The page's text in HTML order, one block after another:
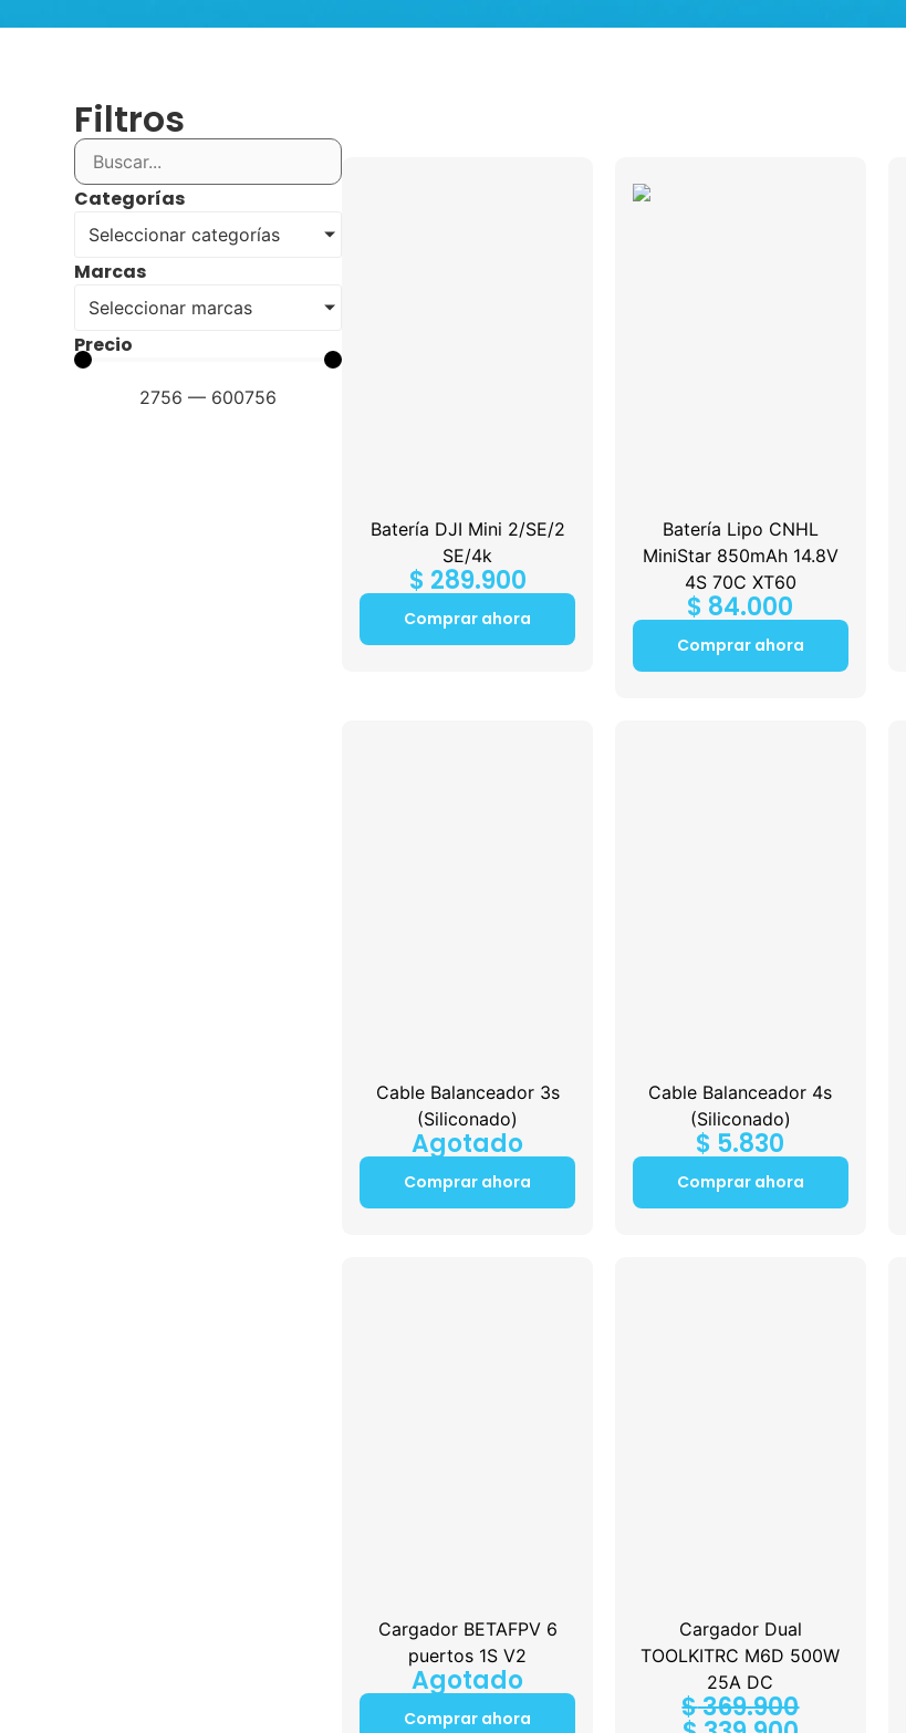
Filtros
Categorías
Seleccionar categorías
Marcas
Seleccionar marcas
Precio
2756 — 600756
Batería DJI Mini 2/SE/2
SE/4k
$ 289.900
Comprar ahora
Batería Lipo CNHL
MiniStar 850mAh 14.8V
4S 70C XT60
$ 84.000
Comprar ahora
Cable Balanceador 3s
(Siliconado)
Agotado
Comprar ahora
Cable Balanceador 4s
(Siliconado)
$ 5.830
Comprar ahora
Cargador BETAFPV 6
puertos 1S V2
Agotado
Comprar ahora
Cargador Dual
TOOLKITRC M6D 500W
25A DC
$369.900